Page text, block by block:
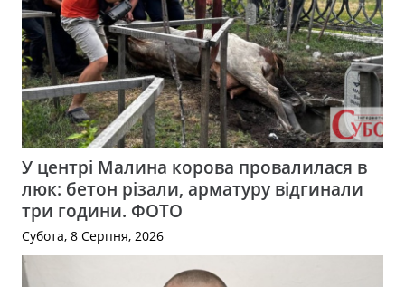
У центрі Малина корова провалилася в
люк: бетон різали, арматуру відгинали
три години. ФОТО
Субота, 8 Серпня, 2026